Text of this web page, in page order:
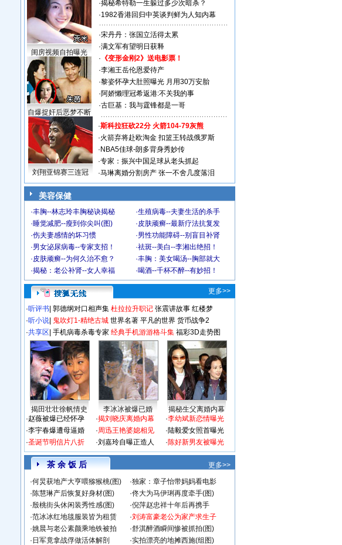
闺房视频自拍曝光
自爆捉奸后恶梦不断
·揭秘希特勒一生躲过多少次暗杀？
·1982香港回归中英谈判鲜为人知内幕
·宋丹丹：张国立活得太累
·满文军有望明日获释
· 《变形金刚2》送电影票！
·李湘王岳伦恩爱待产
·黎姿怀孕大肚照曝光 月用30万安胎
·阿娇懒理冠希返港:不关我的事
·古巨基：我与霆锋都是一哥
刘翔亚锦赛三连冠
·斯科拉狂砍22分 火箭104-79灰熊
·火箭弃将赴欧淘金 扣篮王转战俄罗斯
· NBA5佳球-朗多背身秀妙传
·专家：振兴中国足球从老头抓起
·马琳离婚分割房产 张一不舍几度落泪
美容保健
·丰胸--林志玲丰胸秘诀揭秘 ·生殖病毒--夫妻生活的杀手
·睡觉减肥--瘦到你尖叫(图) ·皮肤顽癣--最新疗法抗复发
·伤夫妻感情的坏习惯 ·男性功能障碍--别盲目补肾
·男女泌尿病毒--专家支招！ ·祛斑--美白--李湘出绝招！
·皮肤顽癣--为何久治不愈？ ·丰胸：美女喝汤--胸部就大
·揭秘：老公补肾--女人幸福 ·喝酒--千杯不醉--有妙招！
更多>>
·听评书 郭德纲对口相声集 杜拉拉升职记 张震讲故事 红楼梦
·听小说 鬼吹灯1-精绝古城 世界名著 平凡的世界 货币战争2
·共享区 手机病毒杀毒专家 经典手机游游格斗集 福彩3D走势图
揭田壮壮徐帆情史 李冰冰被爆已婚
揭秘生父离婚内幕
·赵薇被爆已经怀孕
·李宇春爆遭母逼婚
·圣诞节明信片八折
·揭刘晓庆离婚内幕
·周迅王艳婆媳相见
·刘嘉玲自曝正造人
·李幼斌新恋情曝光
·陆毅爱女照首曝光
·陈好新男友被曝光
茶 余 饭 后
更多>>
·何炅获地产大亨喂猕猴桃(图) ·独家：章子怡带妈妈看电影
·陈慧琳产后恢复好身材(图) ·佟大为马伊琍再度牵手(图)
·殷桃街头休闲装秀性感(图) ·倪萍赵忠祥十年后再携手
·范冰冰红地毯服装皆为租赁 ·刘涛富豪老公为家产求生子
·姚晨与老公素颜乘地铁被拍 ·舒淇醉酒瞬间惨被抓拍(图)
· 日军竟拿战俘做活体解剖 ·实拍漂亮的地摊西施(组图)